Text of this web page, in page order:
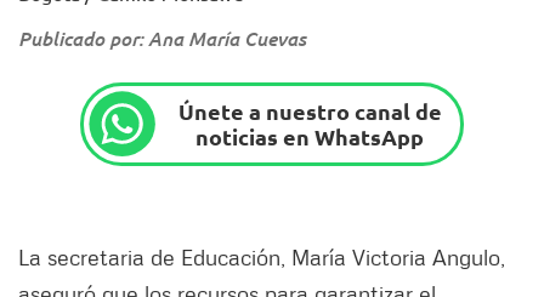
Publicado por: Ana María Cuevas
Únete a nuestro canal de
noticias en WhatsApp
La secretaria de Educación, María Victoria Angulo,